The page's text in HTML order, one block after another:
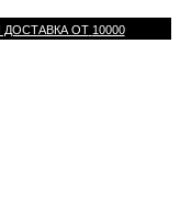
ДОСТАВКА ОТ 10000